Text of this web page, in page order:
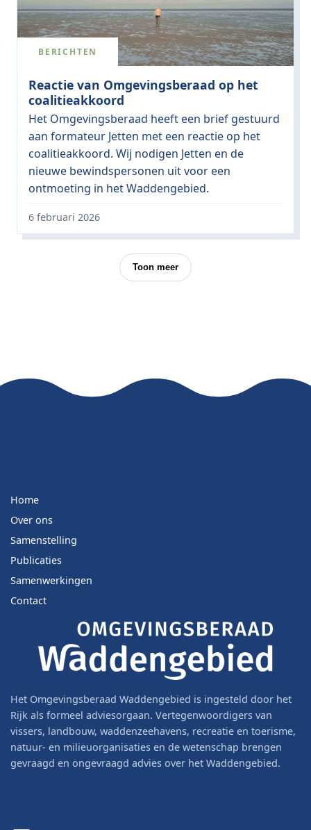
BERICHTEN
Reactie van Omgevingsberaad op het
coalitieakkoord
Het Omgevingsberaad heeft een brief gestuurd
aan formateur Jetten met een reactie op het
coalitieakkoord. Wij nodigen Jetten en de
nieuwe bewindspersonen uit voor een
ontmoeting in het Waddengebied.
6 februari 2026
Toon meer
Home
Over ons
Samenstelling
Publicaties
Samenwerkingen
Contact
Het Omgevingsberaad Waddengebied is ingesteld door het
Rijk als formeel adviesorgaan. Vertegenwoordigers van
vissers, landbouw, waddenzeehavens, recreatie en toerisme,
natuur- en milieuorganisaties en de wetenschap brengen
gevraagd en ongevraagd advies over het Waddengebied.